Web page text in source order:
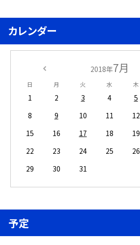
カレンダー
2018年7月
日 月 火 水 木
1 2 3 4 5
8
9 10 11 12
15
16 17 18 19
22
23 24 25 26
29
30 31
予定